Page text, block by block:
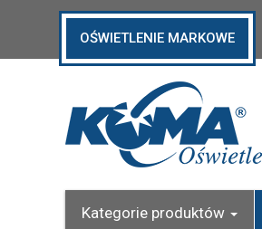
OŚWIETLENIE MARKOWE
Kategorie produktów